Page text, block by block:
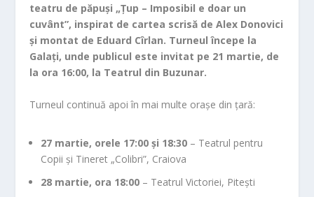
teatru de păpuși „Țup – Imposibil e doar un
cuvânt”, inspirat de cartea scrisă de Alex Donovici
și montat de Eduard Cîrlan. Turneul începe la
Galați, unde publicul este invitat pe 21 martie, de
la ora 16:00, la Teatrul din Buzunar.
Turneul continuă apoi în mai multe orașe din țară:
27 martie, orele 17:00 și 18:30 – Teatrul pentru
Copii și Tineret „Colibri”, Craiova
28 martie, ora 18:00 – Teatrul Victoriei, Pitești